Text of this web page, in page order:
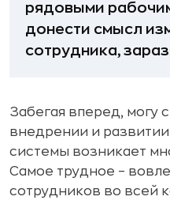
рядовыми
донести смысл
сотрудника,
Забегая вперед, могу
внедрении и
системы возникает
Самое трудное –
сотрудников во всей